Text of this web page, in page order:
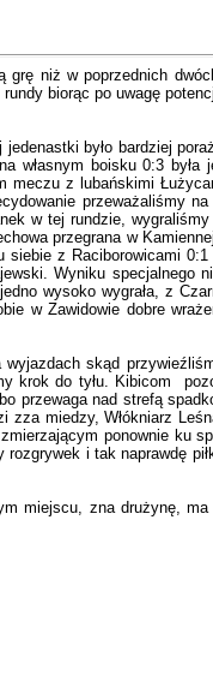
niż w poprzednich
biorąc po uwagę
było bardziej
własnym boisku 0:3
z lubańskimi
przeważaliśmy
w tej rundzie,
przegrana w
siebie z Raciborowicami
Wyniku specjalnego
wysoko wygrała, z
w Zawidowie dobre
skąd
krok do tyłu. Kibicom
przewaga nad strefą
miedzy, Włókniarz
ponownie ku
i tak naprawdę
miejscu, zna drużynę,